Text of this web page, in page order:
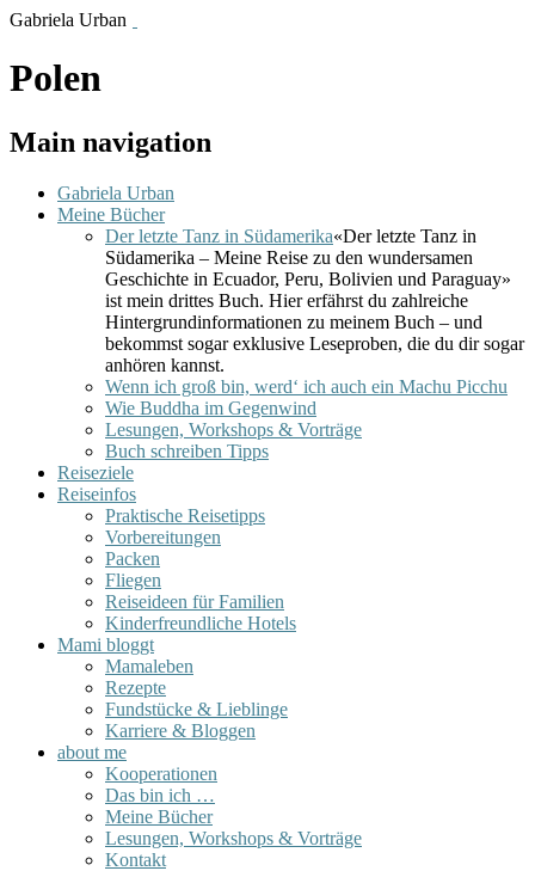
Gabriela Urban
Polen
Main navigation
Gabriela Urban
Meine Bücher
Der letzte Tanz in Südamerika«Der letzte Tanz in
Südamerika – Meine Reise zu den wundersamen
Geschichte in Ecuador, Peru, Bolivien und Paraguay»
ist mein drittes Buch. Hier erfährst du zahlreiche
Hintergrundinformationen zu meinem Buch – und
bekommst sogar exklusive Leseproben, die du dir sogar
anhören kannst.
Wenn ich groß bin, werd‘ ich auch ein Machu Picchu
Wie Buddha im Gegenwind
Lesungen, Workshops & Vorträge
Buch schreiben Tipps
Reiseziele
Reiseinfos
Praktische Reisetipps
Vorbereitungen
Packen
Fliegen
Reiseideen für Familien
Kinderfreundliche Hotels
Mami bloggt
Mamaleben
Rezepte
Fundstücke & Lieblinge
Karriere & Bloggen
about me
Kooperationen
Das bin ich …
Meine Bücher
Lesungen, Workshops & Vorträge
Kontakt